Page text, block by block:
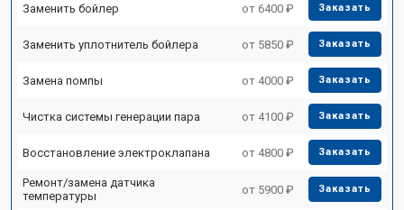
Заменить бойлер от 6400 ₽ Заказать
Заменить уплотнитель бойлера от 5850 ₽ Заказать
Замена помпы от 4000 ₽ Заказать
Чистка системы генерации пара от 4100 ₽ Заказать
Восстановление электроклапана от 4800 ₽ Заказать
Ремонт/замена датчика
температуры
от 5900 ₽ Заказать